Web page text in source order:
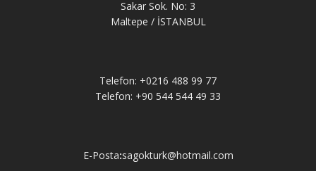
Sakar Sok. No: 3
Maltepe / İSTANBUL
Telefon: +0216 488 99 77
Telefon: +90 544 544 49 33
E-Posta:sagokturk@hotmail.com